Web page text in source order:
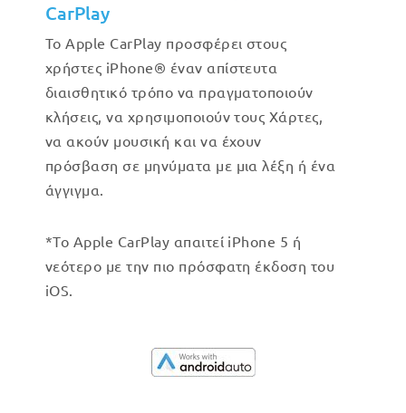
CarPlay
Το Apple CarPlay προσφέρει στους
χρήστες iPhone® έναν απίστευτα
διαισθητικό τρόπο να πραγματοποιούν
κλήσεις, να χρησιμοποιούν τους Χάρτες,
να ακούν μουσική και να έχουν
πρόσβαση σε μηνύματα με μια λέξη ή ένα
άγγιγμα.
*Το Apple CarPlay απαιτεί iPhone 5 ή
νεότερο με την πιο πρόσφατη έκδοση του
iOS.